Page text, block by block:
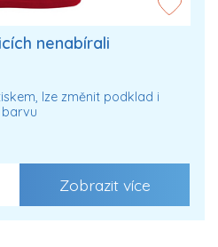
nenabírali
lze změnit podklad i
barvu
Zobrazit více